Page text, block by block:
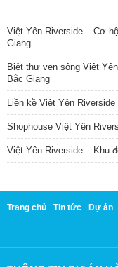
Việt Yên Riverside – Cơ
Giang
Biệt thự ven sông Việt
Bắc Giang
Liền kề Việt Yên
Shophouse Việt Yên
Việt Yên Riverside – Khu
Trang chủ Tin tức Dự án